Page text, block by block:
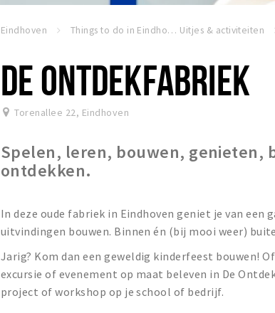
Eindhoven Things to do in Eindhoven Uitjes & activiteiten
DE ONTDEKFABRIEK
Torenallee 22, Eindhoven
Spelen, leren, bouwen, genieten,
ontdekken.
In deze oude fabriek in Eindhoven geniet je van een
uitvindingen bouwen. Binnen én (bij mooi weer)
Jarig? Kom dan een geweldig kinderfeest bouwen!
excursie of evenement op maat beleven in De
project of workshop op je school of bedrijf.